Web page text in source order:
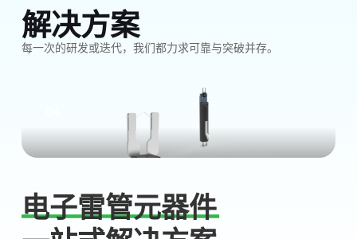
解决方案
每一次的研发或迭代，我们都力求可靠与突破并存。
电子雷管元器件